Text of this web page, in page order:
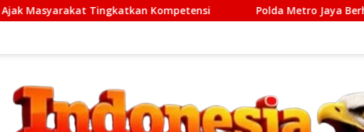
Kompetensi Polda Metro Jaya Berhasil Menggagalkan